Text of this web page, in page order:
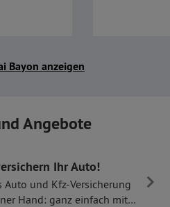
Bayon anzeigen
Angebote
Ihr Auto!
Auto und Kfz-Versicherung
Hand: ganz einfach mit